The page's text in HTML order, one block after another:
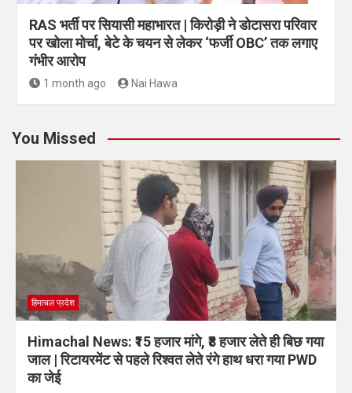
RAS भर्ती पर सियासी महाभारत | किरोड़ी ने डोटासरा परिवार
पर खोला मोर्चा, बेटे के चयन से लेकर ‘फर्जी OBC’ तक लगाए
गंभीर आरोप
1 month ago Nai Hawa
You Missed
हिमाचल प्रदेश
Himachal News: ₹15 हजार मांगे, ₹8 हजार लेते ही बिछ गया
जाल | रिटायरमेंट से पहले रिश्वत लेते रंगे हाथ धरा गया PWD
का जेई